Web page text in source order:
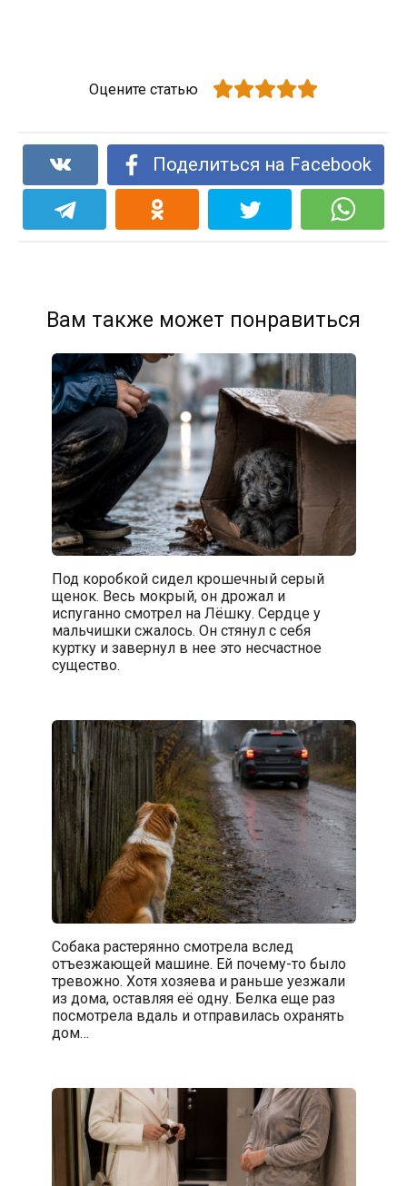
Оцените статью
Поделиться на Facebook
Вам также может понравиться
Под коробкой сидел крошечный серый
щенок. Весь мокрый, он дрожал и
испуганно смотрел на Лёшку. Сердце у
мальчишки сжалось. Он стянул с себя
куртку и завернул в нее это несчастное
существо.
Собака растерянно смотрела вслед
отъезжающей машине. Ей почему-то было
тревожно. Хотя хозяева и раньше уезжали
из дома, оставляя её одну. Белка еще раз
посмотрела вдаль и отправилась охранять
дом…